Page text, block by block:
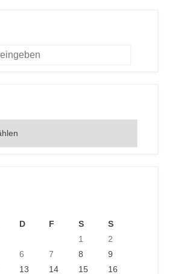
D F S
S
1
2
6 7 8
9
13 14 15 16